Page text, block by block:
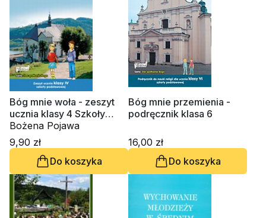
Bóg mnie woła - zeszyt
ucznia klasy 4 Szkoły
Podstawowej
Bożena Pojawa
9,90 zł
Do koszyka
Bóg mnie przemienia -
podręcznik klasa 6
16,00 zł
Do koszyka